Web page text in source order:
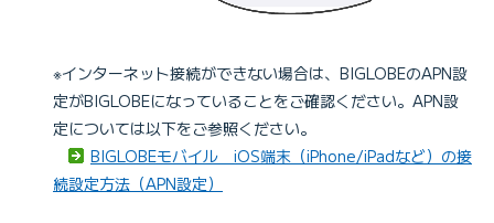
※インターネット接続ができない場合は、BIGLOBEのAPN設
定がBIGLOBEになっていることをご確認ください。APN設
定については以下をご参照ください。
BIGLOBEモバイル iOS端末（iPhone/iPadなど）の接
続設定方法（APN設定）